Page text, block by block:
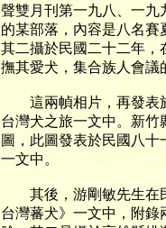
聲雙月刊第一九八、一九
的某部落，內容是八名賽
其二攝於民國二十二年，
撫其愛犬，集合族人會議
這兩幀相片，再發表於
台灣犬之旅一文中。新
圖，此圖發表於民國八十
一文中。
其後，游剛敏先生在民
台灣蕃犬》一文中，附